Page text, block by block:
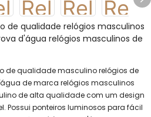
de qualidade relógios masculinos
d'água relógios masculinos de
de qualidade masculino relógios de
de marca relógios masculinos
de alta qualidade com um design
Possui ponteiros luminosos para fácil